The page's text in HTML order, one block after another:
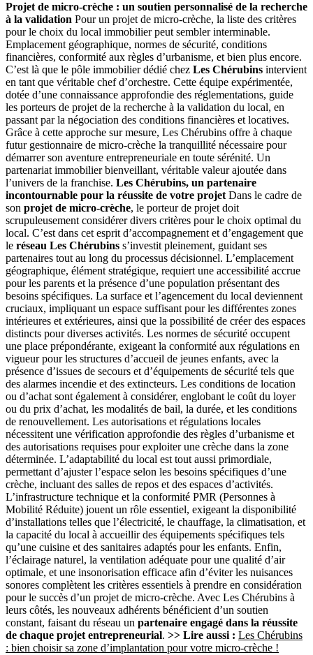
Projet de micro-crèche : un soutien personnalisé de la recherche
à la validation Pour un projet de micro-crèche, la liste des critères
pour le choix du local immobilier peut sembler interminable.
Emplacement géographique, normes de sécurité, conditions
financières, conformité aux règles d’urbanisme, et bien plus encore.
C’est là que le pôle immobilier dédié chez Les Chérubins intervient
en tant que véritable chef d’orchestre. Cette équipe expérimentée,
dotée d’une connaissance approfondie des réglementations, guide
les porteurs de projet de la recherche à la validation du local, en
passant par la négociation des conditions financières et locatives.
Grâce à cette approche sur mesure, Les Chérubins offre à chaque
futur gestionnaire de micro-crèche la tranquillité nécessaire pour
démarrer son aventure entrepreneuriale en toute sérénité. Un
partenariat immobilier bienveillant, véritable valeur ajoutée dans
l’univers de la franchise. Les Chérubins, un partenaire
incontournable pour la réussite de votre projetDans le cadre de
son projet de micro-crèche, le porteur de projet doit
scrupuleusement considérer divers critères pour le choix optimal du
local. C’est dans cet esprit d’accompagnement et d’engagement que
le réseau Les Chérubins s’investit pleinement, guidant ses
partenaires tout au long du processus décisionnel. L’emplacement
géographique, élément stratégique, requiert une accessibilité accrue
pour les parents et la présence d’une population présentant des
besoins spécifiques. La surface et l’agencement du local deviennent
cruciaux, impliquant un espace suffisant pour les différentes zones
intérieures et extérieures, ainsi que la possibilité de créer des espaces
distincts pour diverses activités. Les normes de sécurité occupent
une place prépondérante, exigeant la conformité aux régulations en
vigueur pour les structures d’accueil de jeunes enfants, avec la
présence d’issues de secours et d’équipements de sécurité tels que
des alarmes incendie et des extincteurs. Les conditions de location
ou d’achat sont également à considérer, englobant le coût du loyer
ou du prix d’achat, les modalités de bail, la durée, et les conditions
de renouvellement. Les autorisations et régulations locales
nécessitent une vérification approfondie des règles d’urbanisme et
des autorisations requises pour exploiter une crèche dans la zone
déterminée. L’adaptabilité du local est tout aussi primordiale,
permettant d’ajuster l’espace selon les besoins spécifiques d’une
crèche, incluant des salles de repos et des espaces d’activités.
L’infrastructure technique et la conformité PMR (Personnes à
Mobilité Réduite) jouent un rôle essentiel, exigeant la disponibilité
d’installations telles que l’électricité, le chauffage, la climatisation, et
la capacité du local à accueillir des équipements spécifiques tels
qu’une cuisine et des sanitaires adaptés pour les enfants. Enfin,
l’éclairage naturel, la ventilation adéquate pour une qualité d’air
optimale, et une insonorisation efficace afin d’éviter les nuisances
sonores complètent les critères essentiels à prendre en considération
pour le succès d’un projet de micro-crèche. Avec Les Chérubins à
leurs côtés, les nouveaux adhérents bénéficient d’un soutien
constant, faisant du réseau un partenaire engagé dans la réussite
de chaque projet entrepreneurial. >> Lire aussi : Les Chérubins
: bien choisir sa zone d’implantation pour votre micro-crèche !